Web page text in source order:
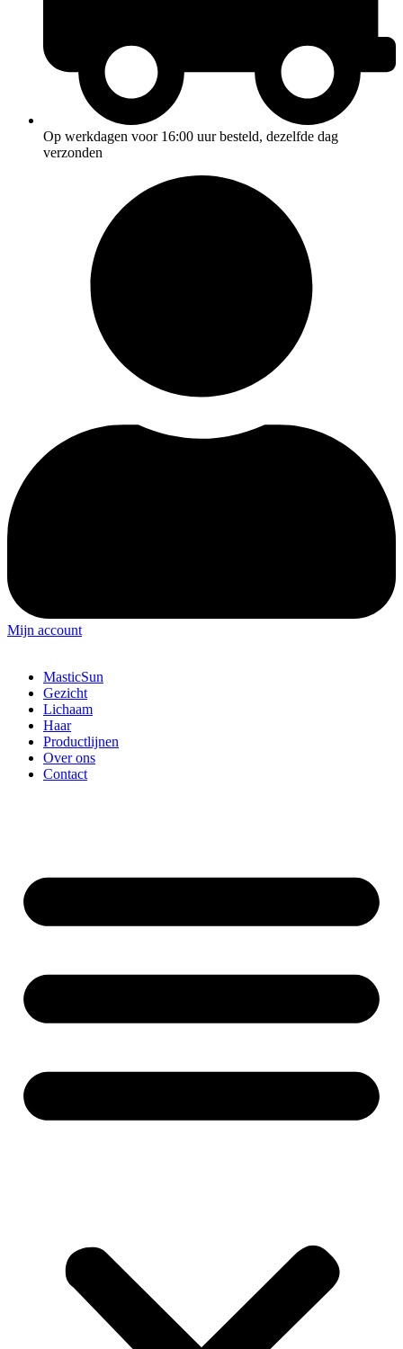
Op werkdagen voor 16:00 uur besteld, dezelfde dag
verzonden
Mijn account
MasticSun
Gezicht
Lichaam
Haar
Productlijnen
Over ons
Contact